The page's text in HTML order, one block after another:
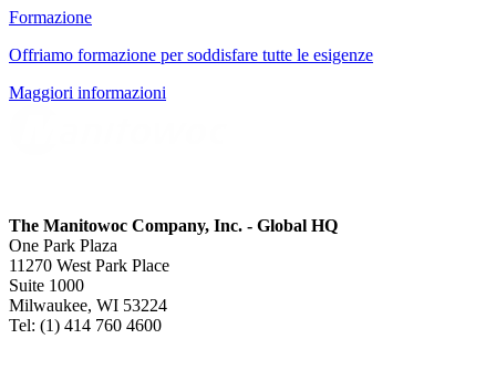
Formazione
Offriamo formazione per soddisfare tutte le esigenze
Maggiori informazioni
The Manitowoc Company, Inc. - Global HQ
One Park Plaza
11270 West Park Place
Suite 1000
Milwaukee, WI 53224
Tel: (1) 414 760 4600